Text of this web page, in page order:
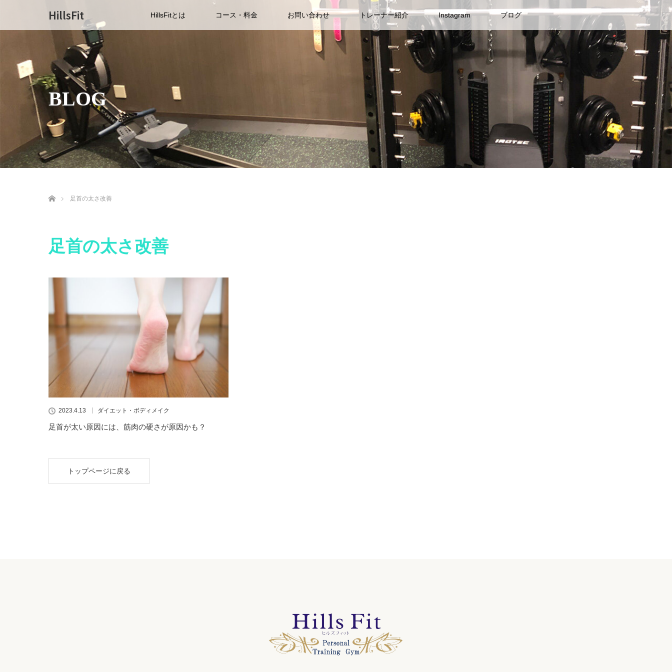
HillsFit HillsFitとは コース・料金 お問い合わせ トレーナー紹介 Instagram ブログ
BLOG
足首の太さ改善
足首の太さ改善
2023.4.13 ダイエット・ボディメイク
足首が太い原因には、筋肉の硬さが原因かも？
トップページに戻る